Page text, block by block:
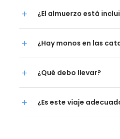
¿El almuerzo está
¿Hay monos en las
¿Qué debo llevar?
¿Es este viaje